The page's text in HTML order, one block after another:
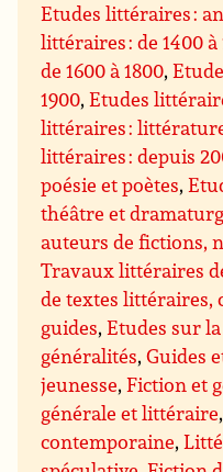
Etudes littéraires :
littéraires : de 1400 à
de 1600 à 1800,
1900,Etudes
littéraires :
littéraires : depuis
poésie et poètes,
théâtre et
auteurs de fictions,
Travaux littéraires
de textes littéraires,
guides,Etudes sur
généralités,Guides
jeunesse,Fiction et
générale et littéraire
contemporaine,